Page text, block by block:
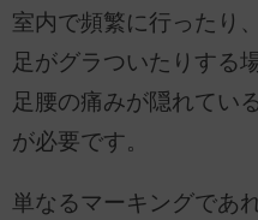
室内で頻繁に行ったり
足がグラついたりする
足腰の痛みが隠れてい
が必要です。
単なるマーキングであ